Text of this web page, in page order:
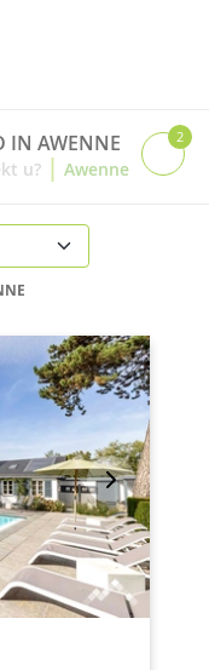
IN AWENNE
u? | Awenne
2